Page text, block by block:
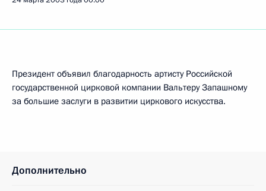
Президент объявил благодарность артисту Российской
государственной цирковой компании Вальтеру Запашному
за большие заслуги в развитии циркового искусства.
Дополнительно